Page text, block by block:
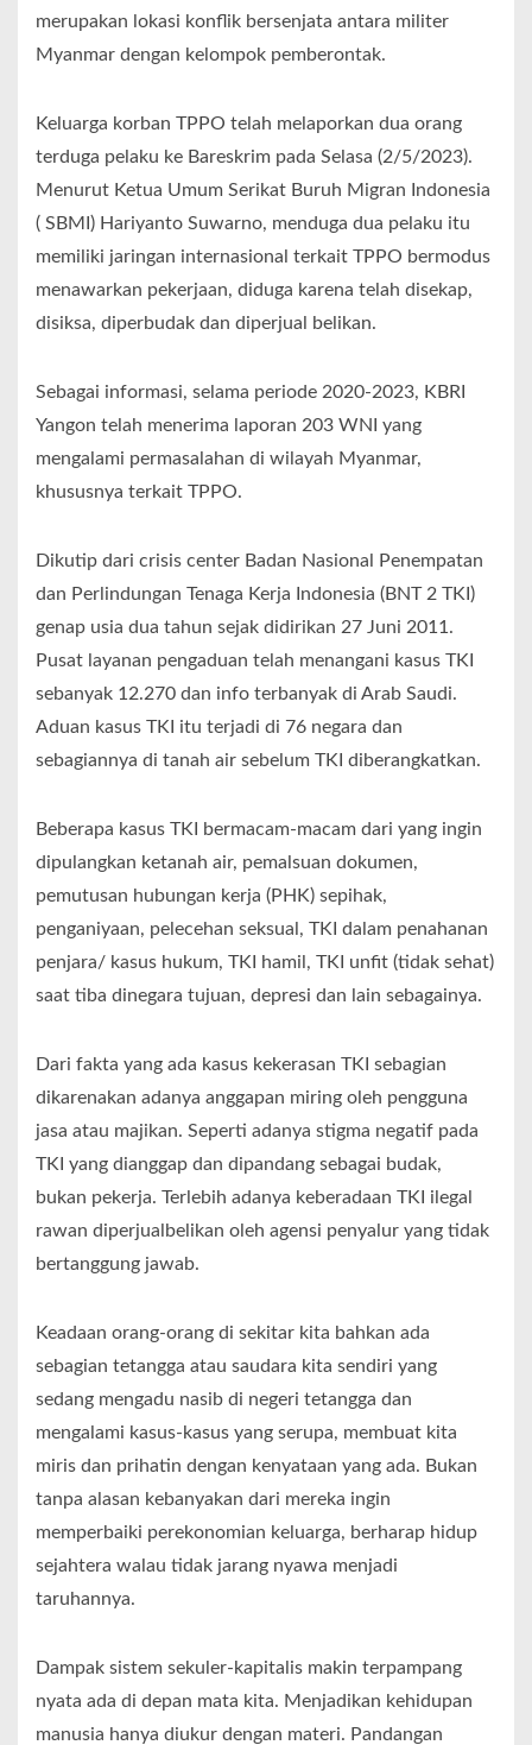
merupakan lokasi konflik bersenjata antara militer
Myanmar dengan kelompok pemberontak.
Keluarga korban TPPO telah melaporkan dua orang
terduga pelaku ke Bareskrim pada Selasa (2/5/2023).
Menurut Ketua Umum Serikat Buruh Migran Indonesia
( SBMI) Hariyanto Suwarno, menduga dua pelaku itu
memiliki jaringan internasional terkait TPPO bermodus
menawarkan pekerjaan, diduga karena telah disekap,
disiksa, diperbudak dan diperjual belikan.
Sebagai informasi, selama periode 2020-2023, KBRI
Yangon telah menerima laporan 203 WNI yang
mengalami permasalahan di wilayah Myanmar,
khususnya terkait TPPO.
Dikutip dari crisis center Badan Nasional Penempatan
dan Perlindungan Tenaga Kerja Indonesia (BNT 2 TKI)
genap usia dua tahun sejak didirikan 27 Juni 2011.
Pusat layanan pengaduan telah menangani kasus TKI
sebanyak 12.270 dan info terbanyak di Arab Saudi.
Aduan kasus TKI itu terjadi di 76 negara dan
sebagiannya di tanah air sebelum TKI diberangkatkan.
Beberapa kasus TKI bermacam-macam dari yang ingin
dipulangkan ketanah air, pemalsuan dokumen,
pemutusan hubungan kerja (PHK) sepihak,
penganiyaan, pelecehan seksual, TKI dalam penahanan
penjara/ kasus hukum, TKI hamil, TKI unfit (tidak sehat)
saat tiba dinegara tujuan, depresi dan lain sebagainya.
Dari fakta yang ada kasus kekerasan TKI sebagian
dikarenakan adanya anggapan miring oleh pengguna
jasa atau majikan. Seperti adanya stigma negatif pada
TKI yang dianggap dan dipandang sebagai budak,
bukan pekerja. Terlebih adanya keberadaan TKI ilegal
rawan diperjualbelikan oleh agensi penyalur yang tidak
bertanggung jawab.
Keadaan orang-orang di sekitar kita bahkan ada
sebagian tetangga atau saudara kita sendiri yang
sedang mengadu nasib di negeri tetangga dan
mengalami kasus-kasus yang serupa, membuat kita
miris dan prihatin dengan kenyataan yang ada. Bukan
tanpa alasan kebanyakan dari mereka ingin
memperbaiki perekonomian keluarga, berharap hidup
sejahtera walau tidak jarang nyawa menjadi
taruhannya.
Dampak sistem sekuler-kapitalis makin terpampang
nyata ada di depan mata kita. Menjadikan kehidupan
manusia hanya diukur dengan materi. Pandangan